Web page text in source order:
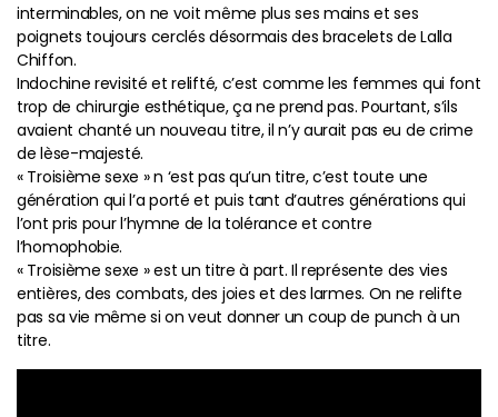
interminables, on ne voit même plus ses mains et ses
poignets toujours cerclés désormais des bracelets de Lalla
Chiffon.
Indochine revisité et relifté, c’est comme les femmes qui font
trop de chirurgie esthétique, ça ne prend pas. Pourtant, s’ils
avaient chanté un nouveau titre, il n’y aurait pas eu de crime
de lèse-majesté.
« Troisième sexe » n ‘est pas qu’un titre, c’est toute une
génération qui l’a porté et puis tant d’autres générations qui
l’ont pris pour l’hymne de la tolérance et contre
l’homophobie.
« Troisième sexe » est un titre à part. Il représente des vies
entières, des combats, des joies et des larmes. On ne relifte
pas sa vie même si on veut donner un coup de punch à un
titre.